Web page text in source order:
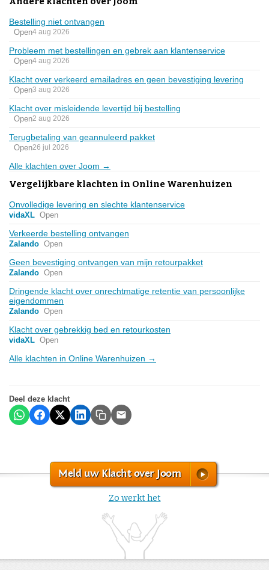
Bestelling niet ontvangen
Open4 aug 2026
Probleem met bestellingen en gebrek aan klantenservice
Open4 aug 2026
Klacht over verkeerd emailadres en geen bevestiging levering
Open3 aug 2026
Klacht over misleidende levertijd bij bestelling
Open2 aug 2026
Terugbetaling van geannuleerd pakket
Open26 jul 2026
Alle klachten over Joom →
Vergelijkbare klachten in Online Warenhuizen
Onvolledige levering en slechte klantenservice
vidaXL Open
Verkeerde bestelling ontvangen
Zalando Open
Geen bevestiging ontvangen van mijn retourpakket
Zalando Open
Dringende klacht over onrechtmatige retentie van persoonlijke
eigendommen
Zalando Open
Klacht over gebrekkig bed en retourkosten
vidaXL Open
Alle klachten in Online Warenhuizen →
Deel deze klacht
Meld uw Klacht over Joom
Zo werkt het